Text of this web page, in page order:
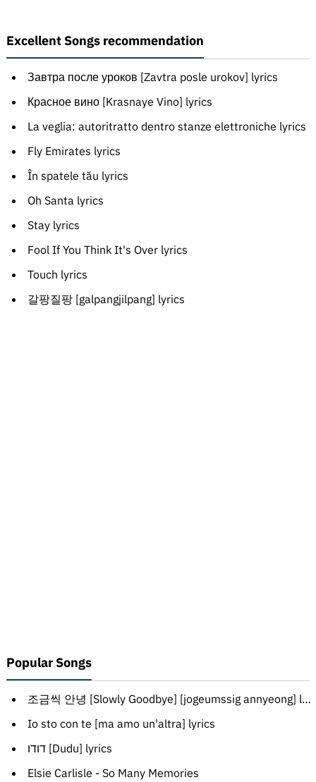
Excellent Songs recommendation
Завтра после уроков [Zavtra posle urokov] lyrics
Красное вино [Krasnaye Vino] lyrics
La veglia: autoritratto dentro stanze elettroniche lyrics
Fly Emirates lyrics
În spatele tău lyrics
Oh Santa lyrics
Stay lyrics
Fool If You Think It's Over lyrics
Touch lyrics
갈팡질팡 [galpangjilpang] lyrics
Popular Songs
조금씩 안녕 [Slowly Goodbye] [jogeumssig annyeong] lyrics
Io sto con te [ma amo un'altra] lyrics
דודו [Dudu] lyrics
Elsie Carlisle - So Many Memories